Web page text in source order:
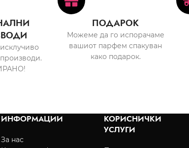
ПОДАРОК
Можеме да го испорачаме
вашиот парфем спакуван
како подарок.
ИНФОРМАЦИИ
За нас
КОРИСНИЧКИ
УСЛУГИ